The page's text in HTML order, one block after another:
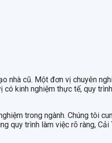
nhà cũ. Một đơn vị chuyên
kinh nghiệm thực tế, quy
trong ngành. Chúng tôi
quy trình làm việc rõ ràng,